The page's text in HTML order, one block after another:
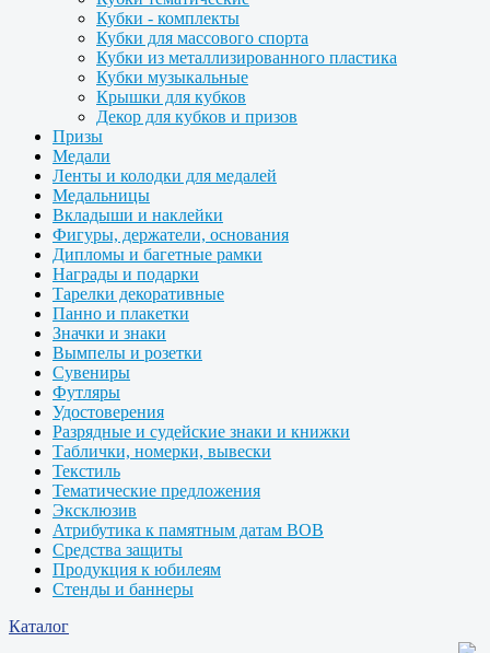
Кубки - комплекты
Кубки для массового спорта
Кубки из металлизированного пластика
Кубки музыкальные
Крышки для кубков
Декор для кубков и призов
Призы
Медали
Ленты и колодки для медалей
Медальницы
Вкладыши и наклейки
Фигуры, держатели, основания
Дипломы и багетные рамки
Награды и подарки
Тарелки декоративные
Панно и плакетки
Значки и знаки
Вымпелы и розетки
Сувениры
Футляры
Удостоверения
Разрядные и судейские знаки и книжки
Таблички, номерки, вывески
Текстиль
Тематические предложения
Эксклюзив
Атрибутика к памятным датам ВОВ
Средства защиты
Продукция к юбилеям
Стенды и баннеры
Каталог